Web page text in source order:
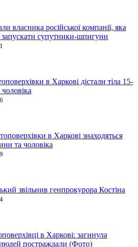
власника російської компанії, яка
запускати супутники-шпигуни
в Харкові дістали тіла 15-
в Харкові знаходяться
та чоловіка
звільнив генпрокурора Костіна
в Харкові: загинула
постраждали (Фото)